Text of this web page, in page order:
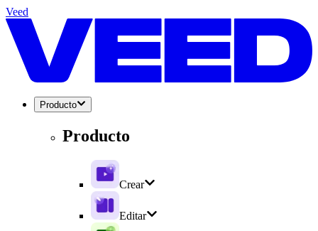
Veed
Producto
Producto
Crear
Editar